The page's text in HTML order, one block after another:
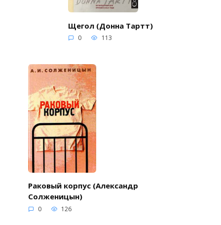
Щегол (Донна Тартт)
0 113
Раковый корпус (Александр
Солженицын)
0 126